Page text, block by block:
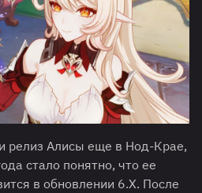
релиз Алисы еще в Нод-Крае,
стало понятно, что ее
в обновлении 6.Х. После